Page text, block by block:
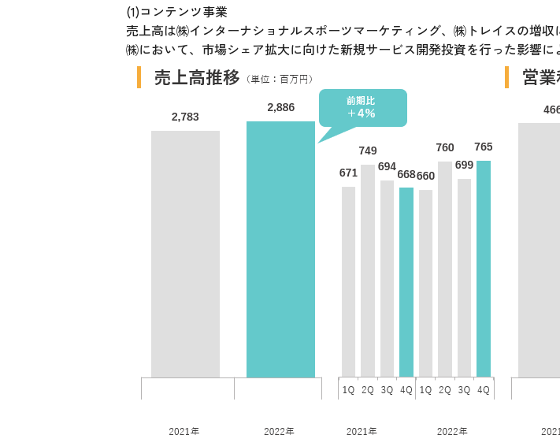
(1)コンテンツ事業
売上高は㈱インターナショナルスポーツマーケティング、㈱トレイスの増
㈱において、市場シェア拡大に向けた新規サービス開発投資を行った影響に